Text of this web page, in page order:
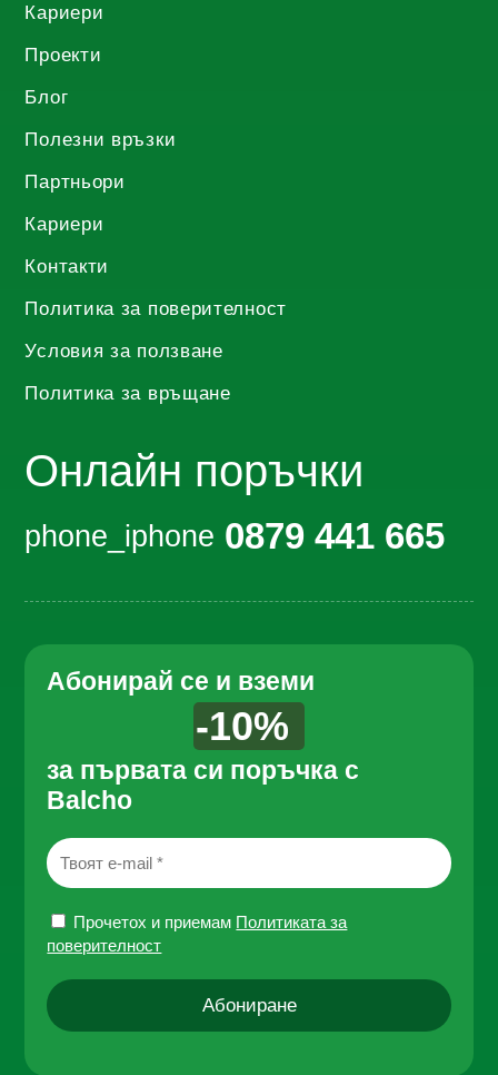
Кариери
Проекти
Блог
Полезни връзки
Партньори
Кариери
Контакти
Политика за поверителност
Условия за ползване
Политика за връщане
Онлайн поръчки
phone_iphone 0879 441 665
Абонирай се и вземи
-10%
за първата си поръчка с
Balcho
Прочетох и приемам Политиката за
поверителност